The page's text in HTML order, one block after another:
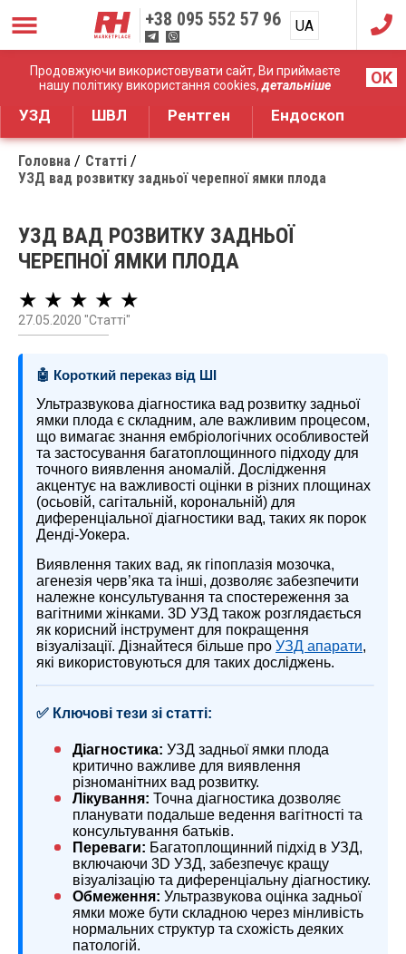
Продовжуючи використовувати сайт, Ви приймаєте
нашу політику використання cookies,детальніше OK
+38 095 552 57 96 UA
RU
Дистрибуція медичного обладнання
УЗД ШВЛ Рентген Ендоскоп
Головна
Статті
УЗД вад розвитку задньої черепної ямки плода
УЗД ВАД РОЗВИТКУ ЗАДНЬОЇ
ЧЕРЕПНОЇ ЯМКИ ПЛОДА
★ ★ ★ ★ ★
27.05.2020 "Статті"
🤖 Короткий переказ від ШІ
Ультразвукова діагностика вад розвитку задньої
ямки плода є складним, але важливим процесом,
що вимагає знання ембріологічних особливостей
та застосування багатоплощинного підходу для
точного виявлення аномалій. Дослідження
акцентує на важливості оцінки в різних площинах
(осьовій, сагітальній, корональній) для
диференціальної діагностики вад, таких як порок
Денді-Уокера.
Виявлення таких вад, як гіпоплазія мозочка,
агенезія черв’яка та інші, дозволяє забезпечити
належне консультування та спостереження за
вагітними жінками. 3D УЗД також розглядається
як корисний інструмент для покращення
візуалізації. Дізнайтеся більше про УЗД апарати,
які використовуються для таких досліджень.
✅ Ключові тези зі статті:
Діагностика: УЗД задньої ямки плода
критично важливе для виявлення
різноманітних вад розвитку.
Лікування: Точна діагностика дозволяє
планувати подальше ведення вагітності та
консультування батьків.
Переваги: Багатоплощинний підхід в УЗД,
включаючи 3D УЗД, забезпечує кращу
візуалізацію та диференціальну діагностику.
Обмеження: Ультразвукова оцінка задньої
ямки може бути складною через мінливість
нормальних структур та схожість деяких
патологій.